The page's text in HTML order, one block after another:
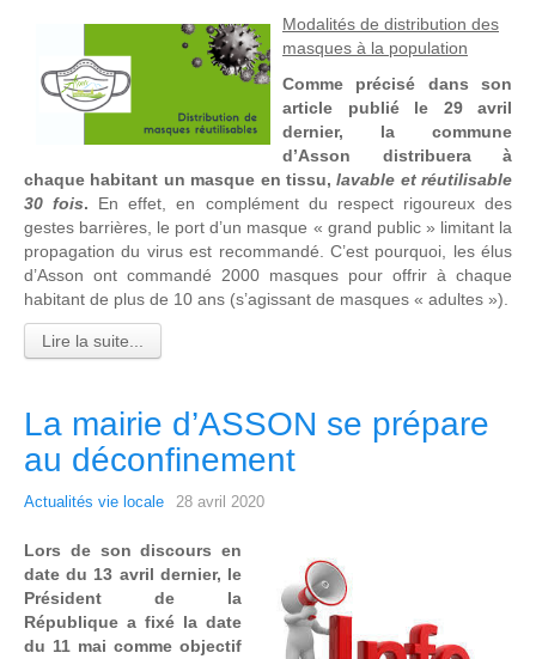
Modalités de distribution des
masques à la population
Comme précisé dans son
article publié le 29 avril
dernier, la commune
d’Asson distribuera à
chaque habitant un masque en tissu,lavable et réutilisable
30 fois. En effet, en complément du respect rigoureux des
gestes barrières, le port d’un masque « grand public » limitant la
propagation du virus est recommandé. C’est pourquoi, les élus
d’Asson ont commandé 2000 masques pour offrir à chaque
habitant de plus de 10 ans (s’agissant de masques « adultes »).
Lire la suite...
La mairie d’ASSON se prépare
au déconfinement
Actualités vie locale 28 avril 2020
Lors de son discours en
date du 13 avril dernier, le
Président de la
République a fixé la date
du 11 mai comme objectif